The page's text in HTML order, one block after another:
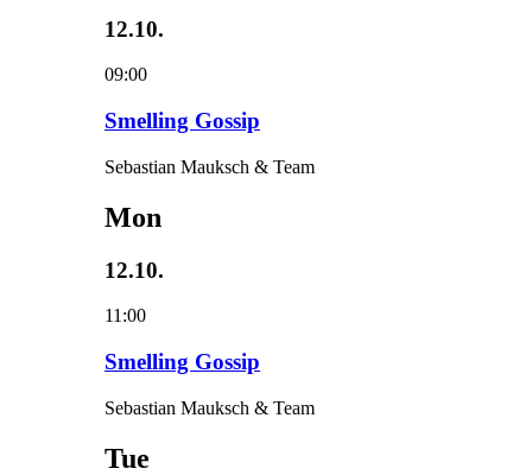
12.10.
09:00
Smelling Gossip
Sebastian Mauksch & Team
Mon
12.10.
11:00
Smelling Gossip
Sebastian Mauksch & Team
Tue